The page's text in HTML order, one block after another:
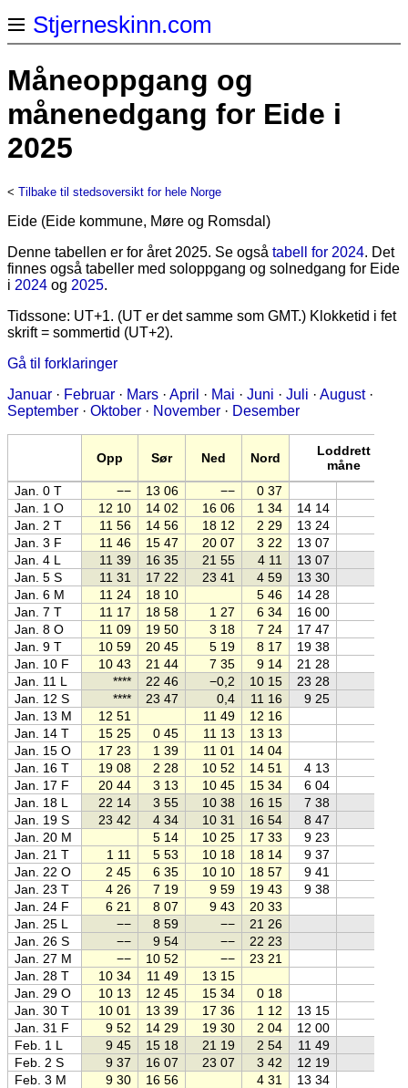
Stjerneskinn.com
Måneoppgang og
månenedgang for Eide i
2025
< Tilbake til stedsoversikt for hele Norge
Eide (Eide kommune, Møre og Romsdal)
Denne tabellen er for året 2025. Se også tabell for 2024. Det
finnes også tabeller med soloppgang og solnedgang for Eide
i 2024 og 2025.
Tidssone: UT+1. (UT er det samme som GMT.) Klokketid i fet
skrift = sommertid (UT+2).
Gå til forklaringer
Januar · Februar · Mars · April · Mai · Juni · Juli · August·
September · Oktober · November · Desember
Opp Sør Ned Nord
Loddrett
måne
Jan. 0 T −− 13 06 −−
0 37
Jan. 1 O
12 10 14 02 16 06 1 34
14 14
Jan. 2 T
11 56 14 56 18 12 2 29
13 24
Jan. 3 F
11 46 15 47 20 07 3 22
13 07
Jan. 4 L
11 39 16 35 21 55 4 11
13 07
Jan. 5 S
11 31 17 22 23 41 4 59
13 30
Jan. 6 M
11 24 18 10 5 46
14 28
Jan. 7 T
11 17 18 58 1 27 6 34
16 00
Jan. 8 O
11 09 19 50 3 18 7 24
17 47
Jan. 9 T
10 59 20 45 5 19 8 17
19 38
Jan. 10 F
10 43 21 44 7 35 9 14
21 28
Jan. 11 L
**** 22 46 −0,2 10 15
23 28
Jan. 12 S
**** 23 47 0,4 11 16
9 25
Jan. 13 M
12 51 11 49
12 16
Jan. 14 T
15 25 0 45 11 13
13 13
Jan. 15 O
17 23 1 39 11 01
14 04
Jan. 16 T
19 08 2 28 10 52 14 51
4 13
Jan. 17 F
20 44 3 13 10 45 15 34
6 04
Jan. 18 L
22 14 3 55 10 38 16 15
7 38
Jan. 19 S
23 42 4 34 10 31 16 54
8 47
Jan. 20 M
5 14 10 25 17 33
9 23
Jan. 21 T
1 11 5 53 10 18 18 14
9 37
Jan. 22 O
2 45 6 35 10 10 18 57
9 41
Jan. 23 T
4 26 7 19 9 59 19 43
9 38
Jan. 24 F
6 21 8 07 9 43
20 33
Jan. 25 L
−− 8 59 −−
21 26
Jan. 26 S
−− 9 54 −−
22 23
Jan. 27 M
−− 10 52 −−
23 21
Jan. 28 T
10 34 11 49
13 15
Jan. 29 O
10 13 12 45 15 34
0 18
Jan. 30 T
10 01 13 39 17 36 1 12
13 15
Jan. 31 F
9 52 14 29 19 30 2 04
12 00
Feb. 1 L
9 45 15 18 21 19 2 54
11 49
Feb. 2 S
9 37 16 07 23 07 3 42
12 19
Feb. 3 M
9 30 16 56 4 31
13 34